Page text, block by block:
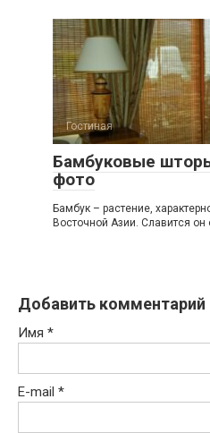
Гостиная
Бамбуковые
фото
Бамбук – растение,
Восточной Азии. Славится
Добавить комментарий
Имя *
E-mail *